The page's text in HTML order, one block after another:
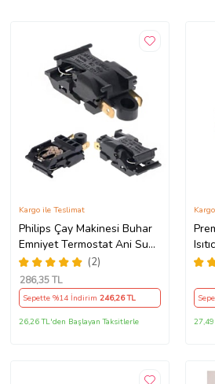
Philips Çay Makinesi Buhar
Emniyet Termostat Ani Su
Isıtıcı Uyumlu (2)
Kargo ile Teslimat
286,35 TL
Sepette %14 İndirim 246,26 TL
26,26 TL'den Başlayan Taksitlerle